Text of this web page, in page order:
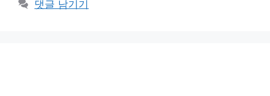
댓글 남기기